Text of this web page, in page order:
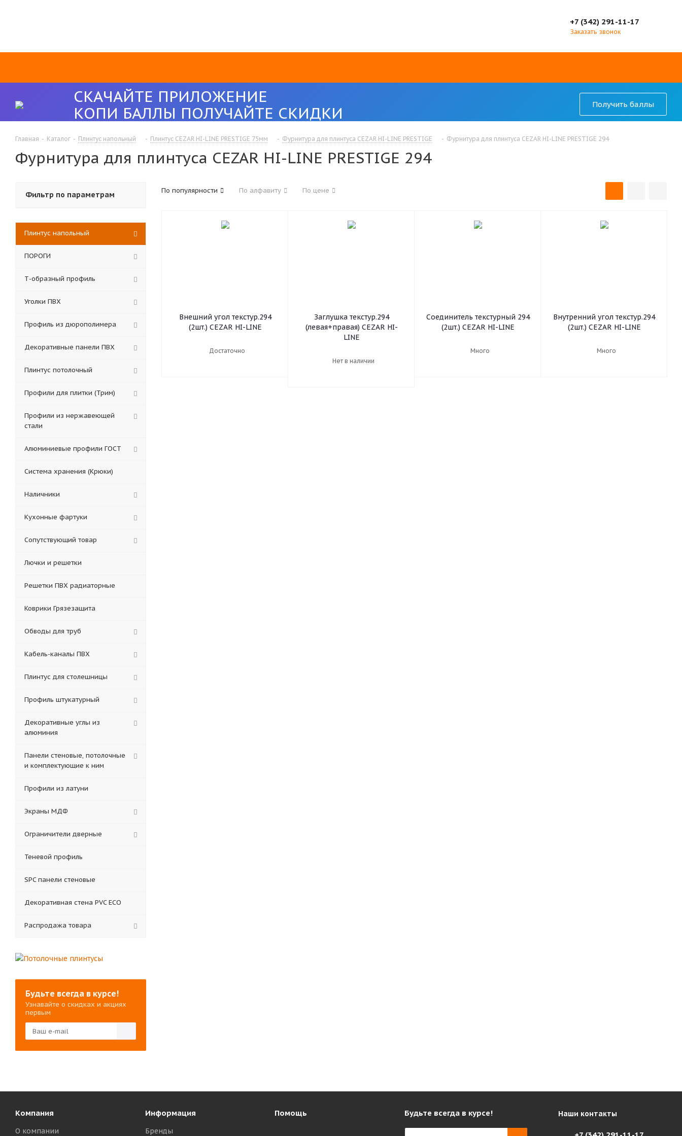
+7 (342) 291-11-17
Заказать звонок
СКАЧАЙТЕ ПРИЛОЖЕНИЕ
КОПИ БАЛЛЫ ПОЛУЧАЙТЕ СКИДКИ
Получить баллы
Главная - Каталог - Плинтус напольный - Плинтус CEZAR HI-LINE PRESTIGE 75мм - Фурнитура для плинтуса CEZAR HI-LINE PRESTIGE - Фурнитура для плинтуса CEZAR HI-LINE PRESTIGE 294
Фурнитура для плинтуса CEZAR HI-LINE PRESTIGE 294
По популярности По алфавиту По цене
Внешний угол текстур.294
(2шт.) CEZAR HI-LINE
Достаточно
Заглушка текстур.294
(левая+правая) CEZAR HI-
LINE
Нет в наличии
Соединитель текстурный 294
(2шт.) CEZAR HI-LINE
Много
Внутренний угол текстур.294
(2шт.) CEZAR HI-LINE
Много
Фильтр по параметрам
Плинтус напольный
ПОРОГИ
Т-образный профиль
Уголки ПВХ
Профиль из дюрополимера
Декоративные панели ПВХ
Плинтус потолочный
Профили для плитки (Трим)
Профили из нержавеющей
стали
Алюминиевые профили ГОСТ
Система хранения (Крюки)
Наличники
Кухонные фартуки
Сопутствующий товар
Лючки и решетки
Решетки ПВХ радиаторные
Коврики Грязезащита
Обводы для труб
Кабель-каналы ПВХ
Плинтус для столешницы
Профиль штукатурный
Декоративные углы из
алюминия
Панели стеновые, потолочные
и комплектующие к ним
Профили из латуни
Экраны МДФ
Ограничители дверные
Теневой профиль
SPC панели стеновые
Декоративная стена PVC ECO
Распродажа товара
Будьте всегда в курсе!
Узнавайте о скидках и акциях
первым
Компания
О компании
Информация
Бренды
Помощь Будьте всегда в курсе! Наши контакты